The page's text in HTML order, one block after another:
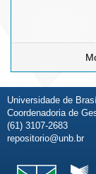
Universidade de
Coordenadoria de
(61) 3107-2683
repositorio@unb.br